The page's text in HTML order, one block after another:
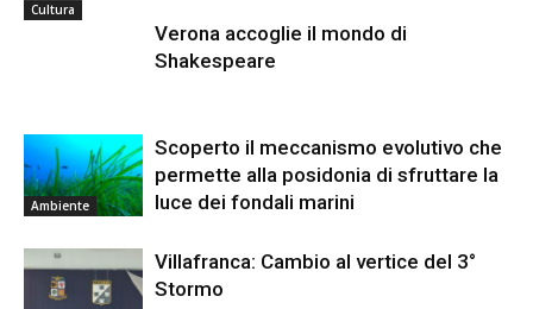
Cultura
Verona accoglie il mondo di
Shakespeare
Ambiente
Scoperto il meccanismo evolutivo che
permette alla posidonia di sfruttare la
luce dei fondali marini
Villafranca: Cambio al vertice del 3°
Stormo